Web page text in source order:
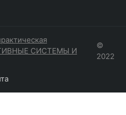
СИСТЕМЫ И
©
2022